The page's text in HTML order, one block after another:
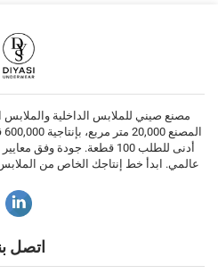
عالمي. ابدأ خط إنتاجك الخاص من الملابس
اتصل